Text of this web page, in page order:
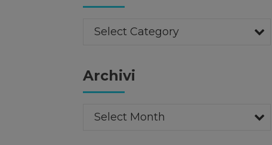
NOVITÀ DEL VENTESIMO
Select Category
Archivi
Select Month